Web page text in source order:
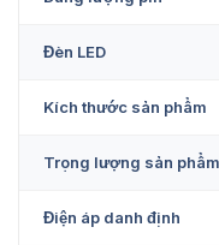
NM01S
Đèn LED
Kích thước sản phẩm
Trọng lượng sản phẩm
Điện áp danh định